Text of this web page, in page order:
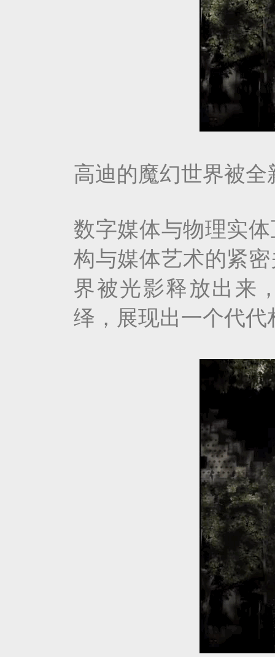
高迪的魔幻世界被全
数字媒体与物理实
构与媒体艺术的紧
界被光影释放出来
绎，展现出一个代